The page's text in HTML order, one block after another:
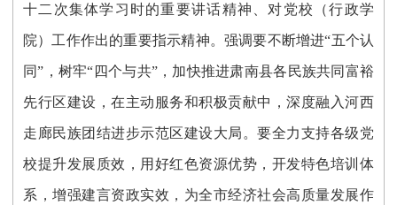
十二次集体学习时的重要讲话精神、对党校（行政学
院）工作作出的重要指示精神。强调要不断增进“五个认
同”，树牢“四个与共”，加快推进肃南县各民族共同富裕
先行区建设，在主动服务和积极贡献中，深度融入河西
走廊民族团结进步示范区建设大局。要全力支持各级党
校提升发展质效，用好红色资源优势，开发特色培训体
系，增强建言资政实效，为全市经济社会高质量发展作